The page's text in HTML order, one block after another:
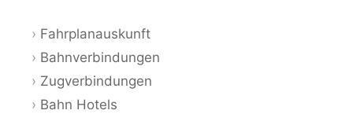
Fahrplanauskunft
Bahnverbindungen
Zugverbindungen
Bahn Hotels